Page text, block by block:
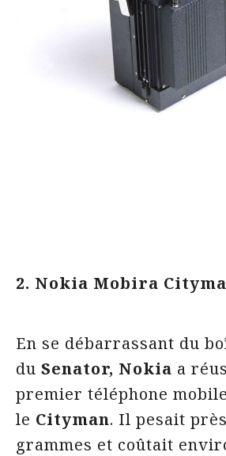
2. Nokia Mobira
En se débarrassant du
du Senator, Nokia a
premier téléphone
le Cityman. Il pesait
grammes et coûtait